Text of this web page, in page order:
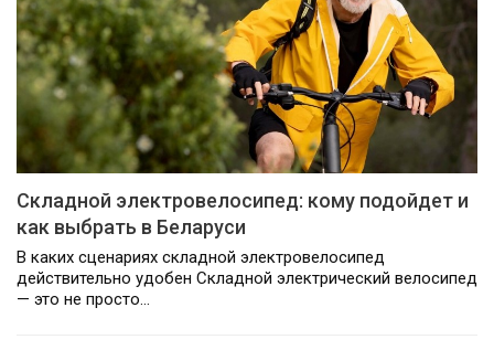
Складной электровелосипед: кому подойдет и
как выбрать в Беларуси
В каких сценариях складной электровелосипед
действительно удобен Складной электрический велосипед
— это не просто…